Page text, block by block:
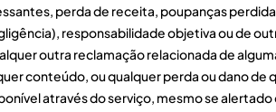
perda de receita, poupanças
responsabilidade objetiva ou de
outra reclamação relacionada de
conteúdo, ou qualquer perda ou dano
através do serviço, mesmo se